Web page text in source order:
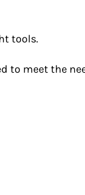
tools.
to meet the